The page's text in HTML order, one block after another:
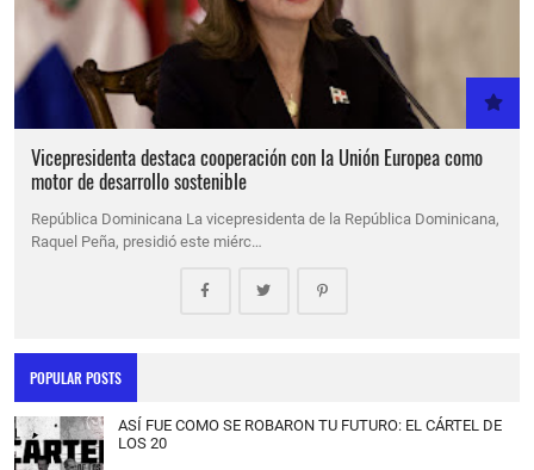
Vicepresidenta destaca cooperación con la Unión Europea como
motor de desarrollo sostenible
República Dominicana La vicepresidenta de la República Dominicana,
Raquel Peña, presidió este miérc…
POPULAR POSTS
ASÍ FUE COMO SE ROBARON TU FUTURO: EL CÁRTEL DE
LOS 20